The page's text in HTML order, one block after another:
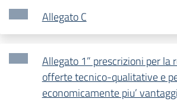
Allegato C
Allegato 1” prescrizioni per la
offerte tecnico-qualitative e
economicamente piu’